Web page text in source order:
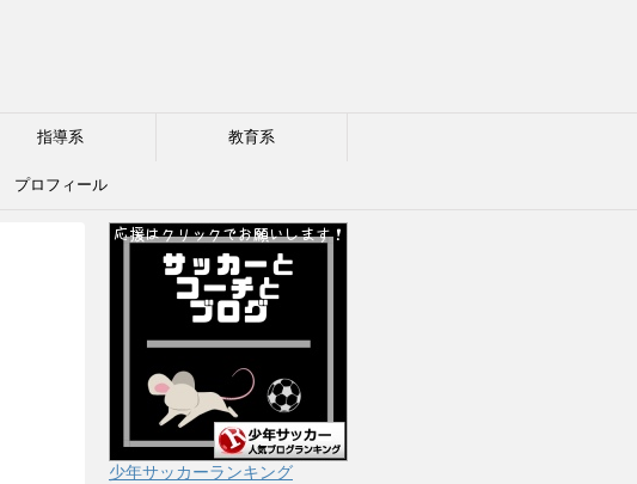
指導系 教育系
プロフィール
少年サッカーランキング